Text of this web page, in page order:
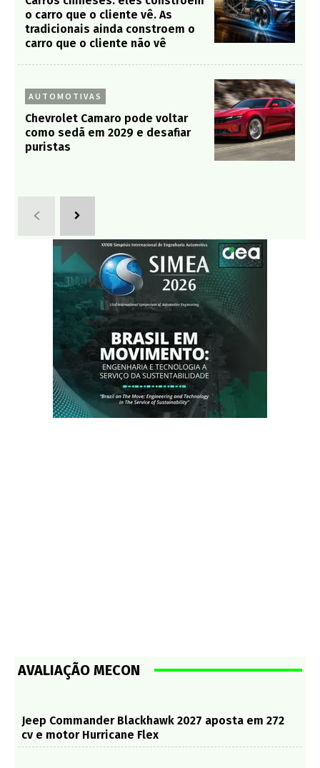
o carro que o cliente vê. As
tradicionais ainda constroem o
carro que o cliente não vê
AUTOMOTIVAS
Chevrolet Camaro pode voltar
como sedã em 2029 e desafiar
puristas
AVALIAÇÃO MECON
Jeep Commander Blackhawk 2027 aposta em 272
cv e motor Hurricane Flex